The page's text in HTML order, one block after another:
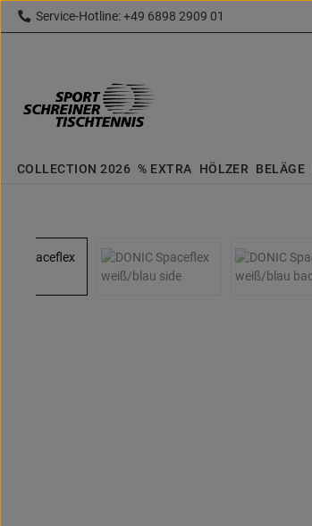
Hauptinhalt springen
Zur Suche springen
Zur Hauptnavigation springen
Service-Hotline: +49 6898 2909 01
COLLECTION 2026 % EXTRA HÖLZER BELÄGE